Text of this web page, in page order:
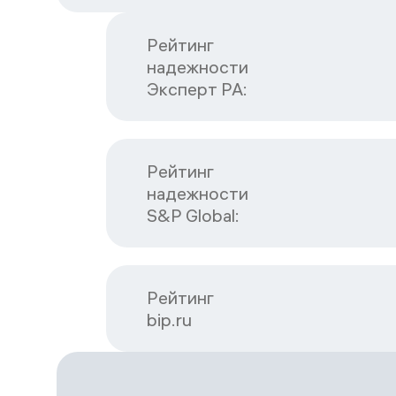
Рейтинг
надежности
Эксперт РА:
Рейтинг
надежности
S&P Global:
Рейтинг
bip.ru